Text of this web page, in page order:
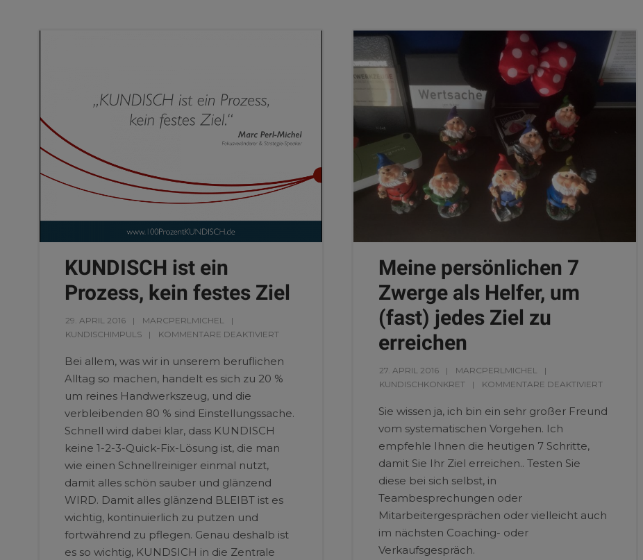
KUNDISCH ist ein
Prozess, kein festes Ziel
29. APRIL 2016
MARCPERLMICHEL
KUNDISCHIMPULS
KOMMENTARE DEAKTIVIERT
Bei allem, was wir in unserem beruflichen
Alltag so machen, handelt es sich zu 20 %
um reines Handwerkszeug, und die
verbleibenden 80 % sind Einstellungssache.
Schnell wird dabei klar, dass KUNDISCH
keine 1-2-3-Quick-Fix-Lösung ist, die man
wie einen Schnellreiniger einmal nutzt,
damit alles schön sauber und glänzend
WIRD. Damit alles glänzend BLEIBT ist es
wichtig, kontinuierlich zu putzen und
fortwährend zu pflegen. Genau deshalb ist
es so wichtig, KUNDSICH in die Zentrale
Meine persönlichen 7
Zwerge als Helfer, um
(fast) jedes Ziel zu
erreichen
27. APRIL 2016
MARCPERLMICHEL
KUNDISCHKONKRET
KOMMENTARE DEAKTIVIERT
Sie wissen ja, ich bin ein sehr großer Freund
vom systematischen Vorgehen. Ich
empfehle Ihnen die heutigen 7 Schritte,
damit Sie Ihr Ziel erreichen.. Testen Sie
diese bei sich selbst, in
Teambesprechungen oder
Mitarbeitergesprächen oder vielleicht auch
im nächsten Coaching- oder
Verkaufsgespräch.